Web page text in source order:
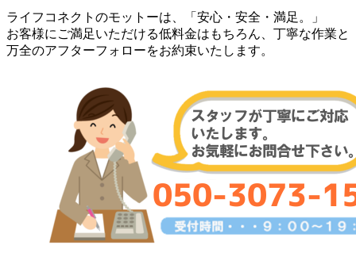
ライフコネクトのモットーは、「安心・安全・満足。」
お客様にご満足いただける低料金はもちろん、丁寧な作業と
万全のアフターフォローをお約束いたします。